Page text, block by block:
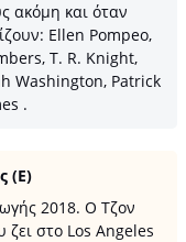
ακόμη και όταν
Ellen Pompeo,
T. R. Knight,
Washington, Patrick
.
(Ε)
2018. Ο Τζον
ζει στο Los Angeles